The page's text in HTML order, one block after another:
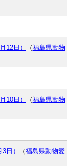
12日） （福島県動物
10日） （福島県動物
日） （福島県動物愛